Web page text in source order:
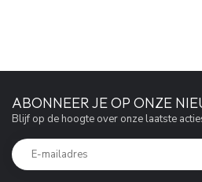
ABONNEER JE OP ONZE
Blijf op de hoogte over onze laatste